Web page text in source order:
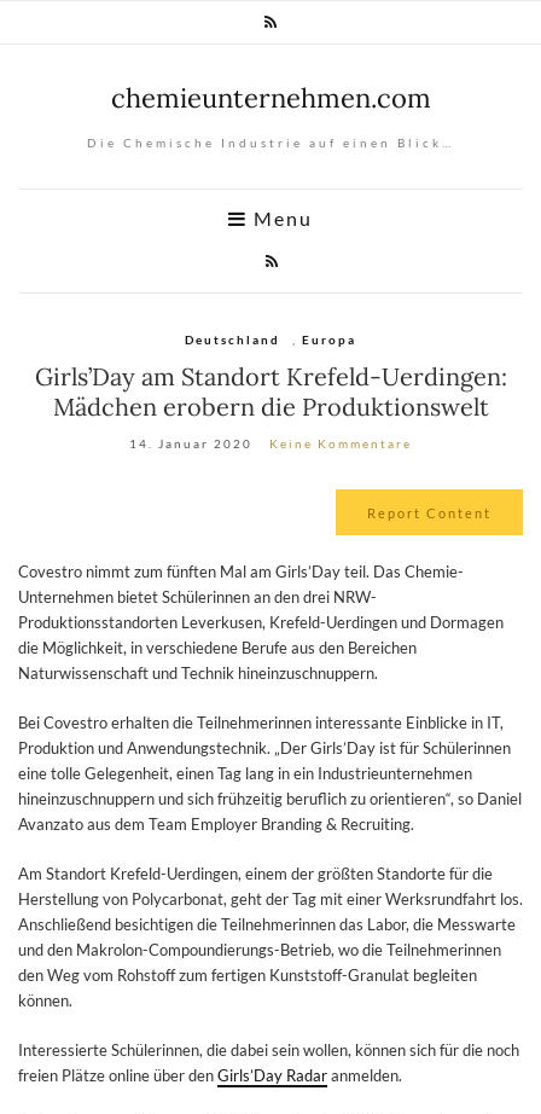
chemieunternehmen.com
Die Chemische Industrie auf einen Blick…
Menu
Deutschland Europa
Girls’Day am Standort Krefeld-Uerdingen:
Mädchen erobern die Produktionswelt
14. Januar 2020 Keine Kommentare
Report Content
Covestro nimmt zum fünften Mal am Girls’Day teil. Das Chemie-
Unternehmen bietet Schülerinnen an den drei NRW-
Produktionsstandorten Leverkusen, Krefeld-Uerdingen und Dormagen
die Möglichkeit, in verschiedene Berufe aus den Bereichen
Naturwissenschaft und Technik hineinzuschnuppern.
Bei Covestro erhalten die Teilnehmerinnen interessante Einblicke in IT,
Produktion und Anwendungstechnik. „Der Girls’Day ist für Schülerinnen
eine tolle Gelegenheit, einen Tag lang in ein Industrieunternehmen
hineinzuschnuppern und sich frühzeitig beruflich zu orientieren“, so Daniel
Avanzato aus dem Team Employer Branding & Recruiting.
Am Standort Krefeld-Uerdingen, einem der größten Standorte für die
Herstellung von Polycarbonat, geht der Tag mit einer Werksrundfahrt los.
Anschließend besichtigen die Teilnehmerinnen das Labor, die Messwarte
und den Makrolon-Compoundierungs-Betrieb, wo die Teilnehmerinnen
den Weg vom Rohstoff zum fertigen Kunststoff-Granulat begleiten
können.
Interessierte Schülerinnen, die dabei sein wollen, können sich für die noch
freien Plätze online über denGirls’Day Radaranmelden.